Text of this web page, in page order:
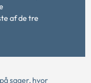
af de tre
sager, hvor